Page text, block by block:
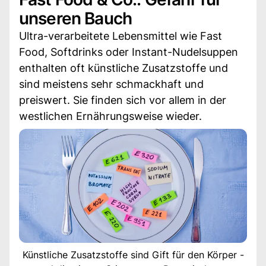
unseren Bauch
Ultra-verarbeitete Lebensmittel wie Fast
Food, Softdrinks oder Instant-Nudelsuppen
enthalten oft künstliche Zusatzstoffe und
sind meistens sehr schmackhaft und
preiswert. Sie finden sich vor allem in der
westlichen Ernährungsweise wieder.
Künstliche Zusatzstoffe sind Gift für den Körper -